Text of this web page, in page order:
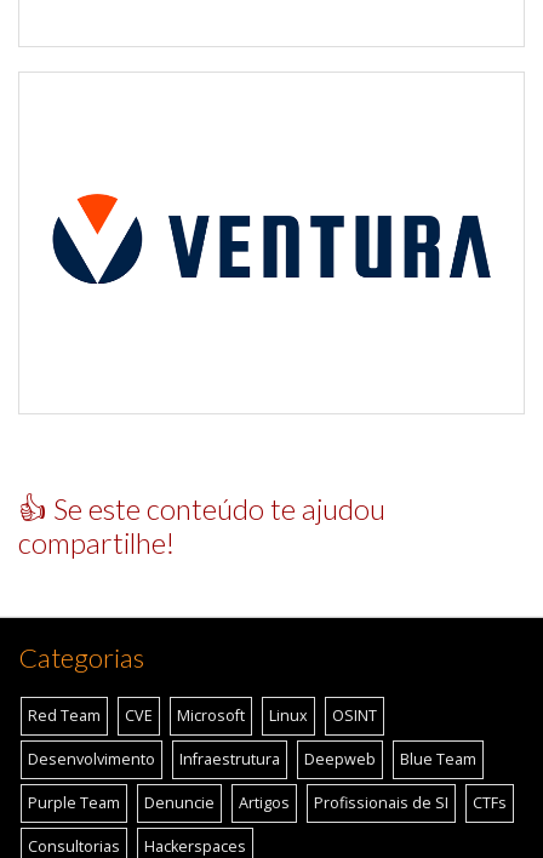
👍 Se este conteúdo te ajudou
compartilhe!
Categorias
Red Team CVE Microsoft Linux OSINT
Desenvolvimento Infraestrutura Deepweb Blue Team
Purple Team Denuncie Artigos Profissionais de SI CTFs
Consultorias Hackerspaces